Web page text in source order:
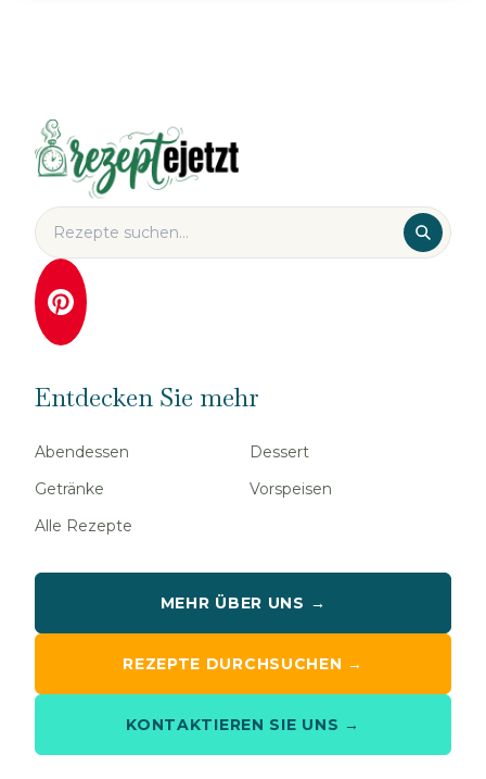
Entdecken Sie mehr
Abendessen
Dessert
Getränke
Vorspeisen
Alle Rezepte
MEHR ÜBER UNS →
REZEPTE DURCHSUCHEN →
KONTAKTIEREN SIE UNS →